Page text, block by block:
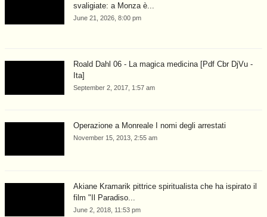
svaligiate: a Monza è...
June 21, 2026, 8:00 pm
Roald Dahl 06 - La magica medicina [Pdf Cbr DjVu -
Ita]
September 2, 2017, 1:57 am
Operazione a Monreale I nomi degli arrestati
November 15, 2013, 2:55 am
Akiane Kramarik pittrice spiritualista che ha ispirato il
film "Il Paradiso...
June 2, 2018, 11:53 pm